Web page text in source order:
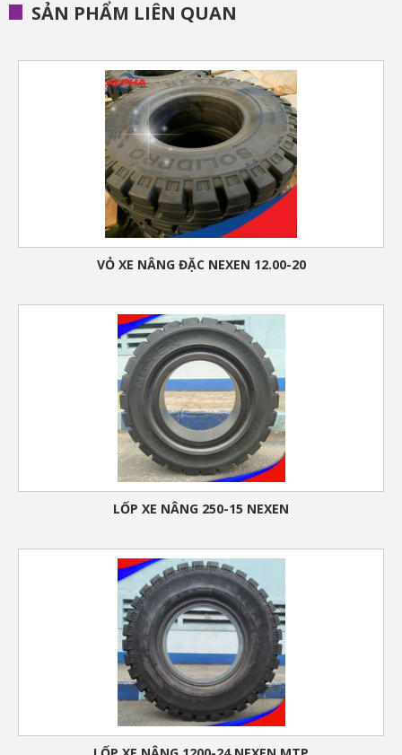
SẢN PHẨM LIÊN QUAN
VỎ XE NÂNG ĐẶC NEXEN 12.00-20
LỐP XE NÂNG 250-15 NEXEN